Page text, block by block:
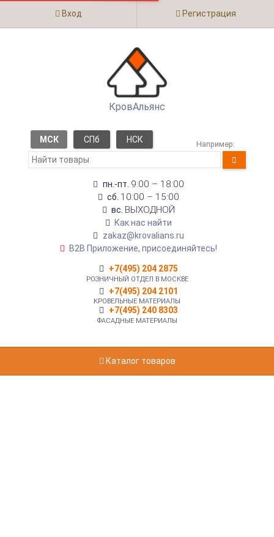
Вход Регистрация
КровАльянс
МСК СПб НСК Например:
пн.-пт. 9:00 – 18:00
сб. 10:00 – 15:00
вс. ВЫХОДНОЙ
Как нас найти
zakaz@krovalians.ru
B2B Приложение, присоединяйтесь!
+7(495) 204 2875
РОЗНИЧНЫЙ ОТДЕЛ В МОСКВЕ
+7(495) 204 2101
КРОВЕЛЬНЫЕ МАТЕРИАЛЫ
+7(495) 240 8303
ФАСАДНЫЕ МАТЕРИАЛЫ
Каталог товаров